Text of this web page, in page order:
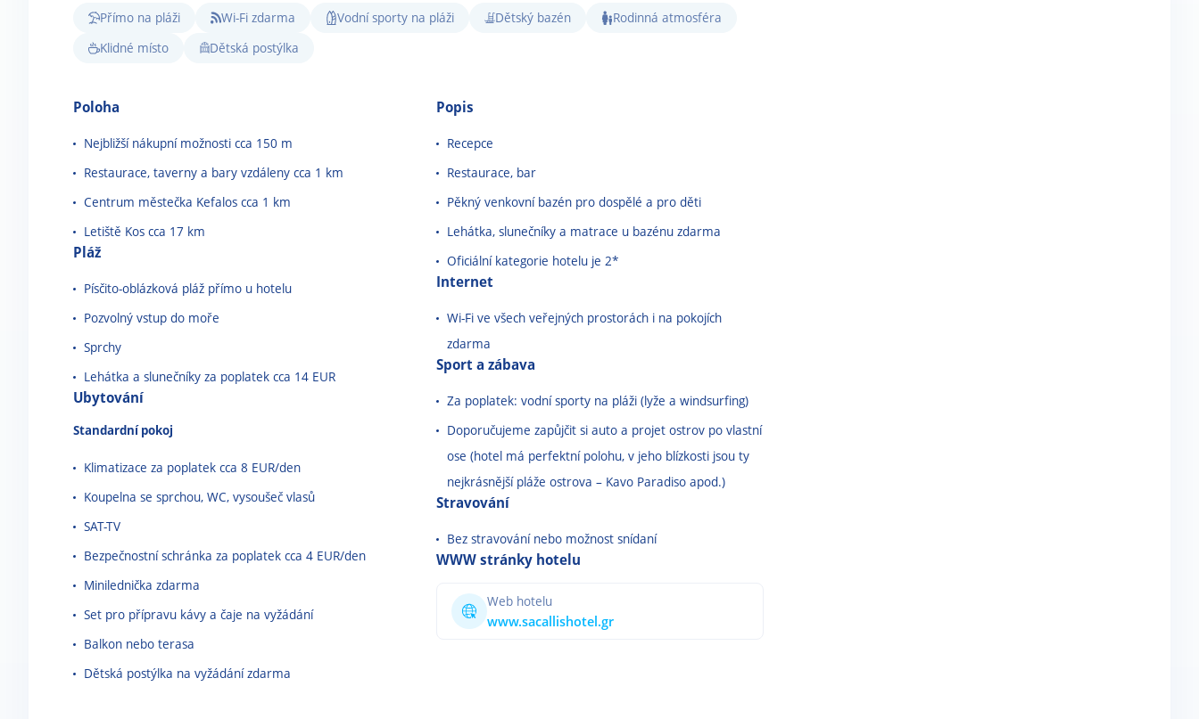
Přímo na pláži Wi-Fi zdarma Vodní sporty na pláži Dětský bazén
Rodinná atmosféra
Klidné místo
Dětská postýlka
Poloha
Nejbližší nákupní možnosti cca 150 m
Restaurace, taverny a bary vzdáleny cca 1 km
Centrum městečka Kefalos cca 1 km
Letiště Kos cca 17 km
Pláž
Písčito-oblázková pláž přímo u hotelu
Pozvolný vstup do moře
Sprchy
Lehátka a slunečníky za poplatek cca 14 EUR
Ubytování
Standardní pokoj
Klimatizace za poplatek cca 8 EUR/den
Koupelna se sprchou, WC, vysoušeč vlasů
SAT-TV
Bezpečnostní schránka za poplatek cca 4 EUR/den
Minilednička zdarma
Set pro přípravu kávy a čaje na vyžádání
Balkon nebo terasa
Dětská postýlka na vyžádání zdarma
Popis
Recepce
Restaurace, bar
Pěkný venkovní bazén pro dospělé a pro děti
Lehátka, slunečníky a matrace u bazénu zdarma
Oficiální kategorie hotelu je 2*
Internet
Wi-Fi ve všech veřejných prostorách i na pokojích
zdarma
Sport a zábava
Za poplatek: vodní sporty na pláži (lyže a windsurfing)
Doporučujeme zapůjčit si auto a projet ostrov po vlastní
ose (hotel má perfektní polohu, v jeho blízkosti jsou ty
nejkrásnější pláže ostrova – Kavo Paradiso apod.)
Stravování
Bez stravování nebo možnost snídaní
WWW stránky hotelu
Web hotelu
www.sacallishotel.gr